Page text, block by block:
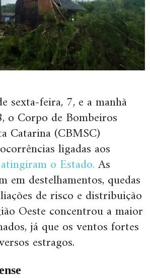
sexta-feira, 7, e a manhã
o Corpo de Bombeiros
Catarina (CBMSC)
ligadas aos
o Estado.As
em destelhamentos, quedas
de risco e distribuição
Oeste concentrou a maior
já que os ventos fortes
estragos.